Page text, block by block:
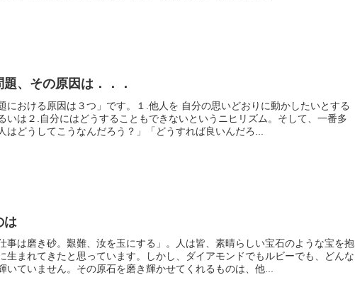
、その原因は．．．
における原因は３つ」です。１.他人を 自分の思いどおりに動かしたいとする
いは２.自分にはどうすることもできないというニヒリズム。そして、一番多
はどうしてこうなんだろう？」「どうすれば良いんだろ...
は
事は磨き砂。艱難、汝を玉にする」。人は皆、素晴らしい宝石のような宝を抱
生まれてきたと思っています。しかし、ダイアモンドでもルビーでも、どんな
いていません。その原石を磨き輝かせてくれるものは、他...